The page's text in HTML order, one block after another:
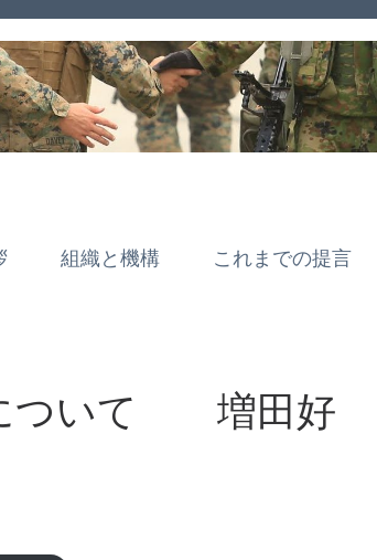
組織と機構 これまでの提言
ついて 増田好